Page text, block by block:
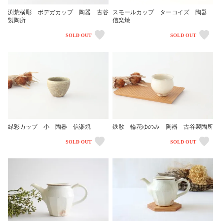
渕荒横彫 ボデガカップ 陶器 古谷
製陶所
SOLD OUT
スモールカップ ターコイズ 陶器
信楽焼
SOLD OUT
緑彩カップ 小 陶器 信楽焼
SOLD OUT
鉄散 輪花ゆのみ 陶器 古谷製陶所
SOLD OUT